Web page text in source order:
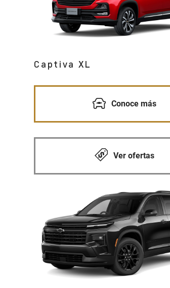
Captiva XL
Conoce más
Ver ofertas